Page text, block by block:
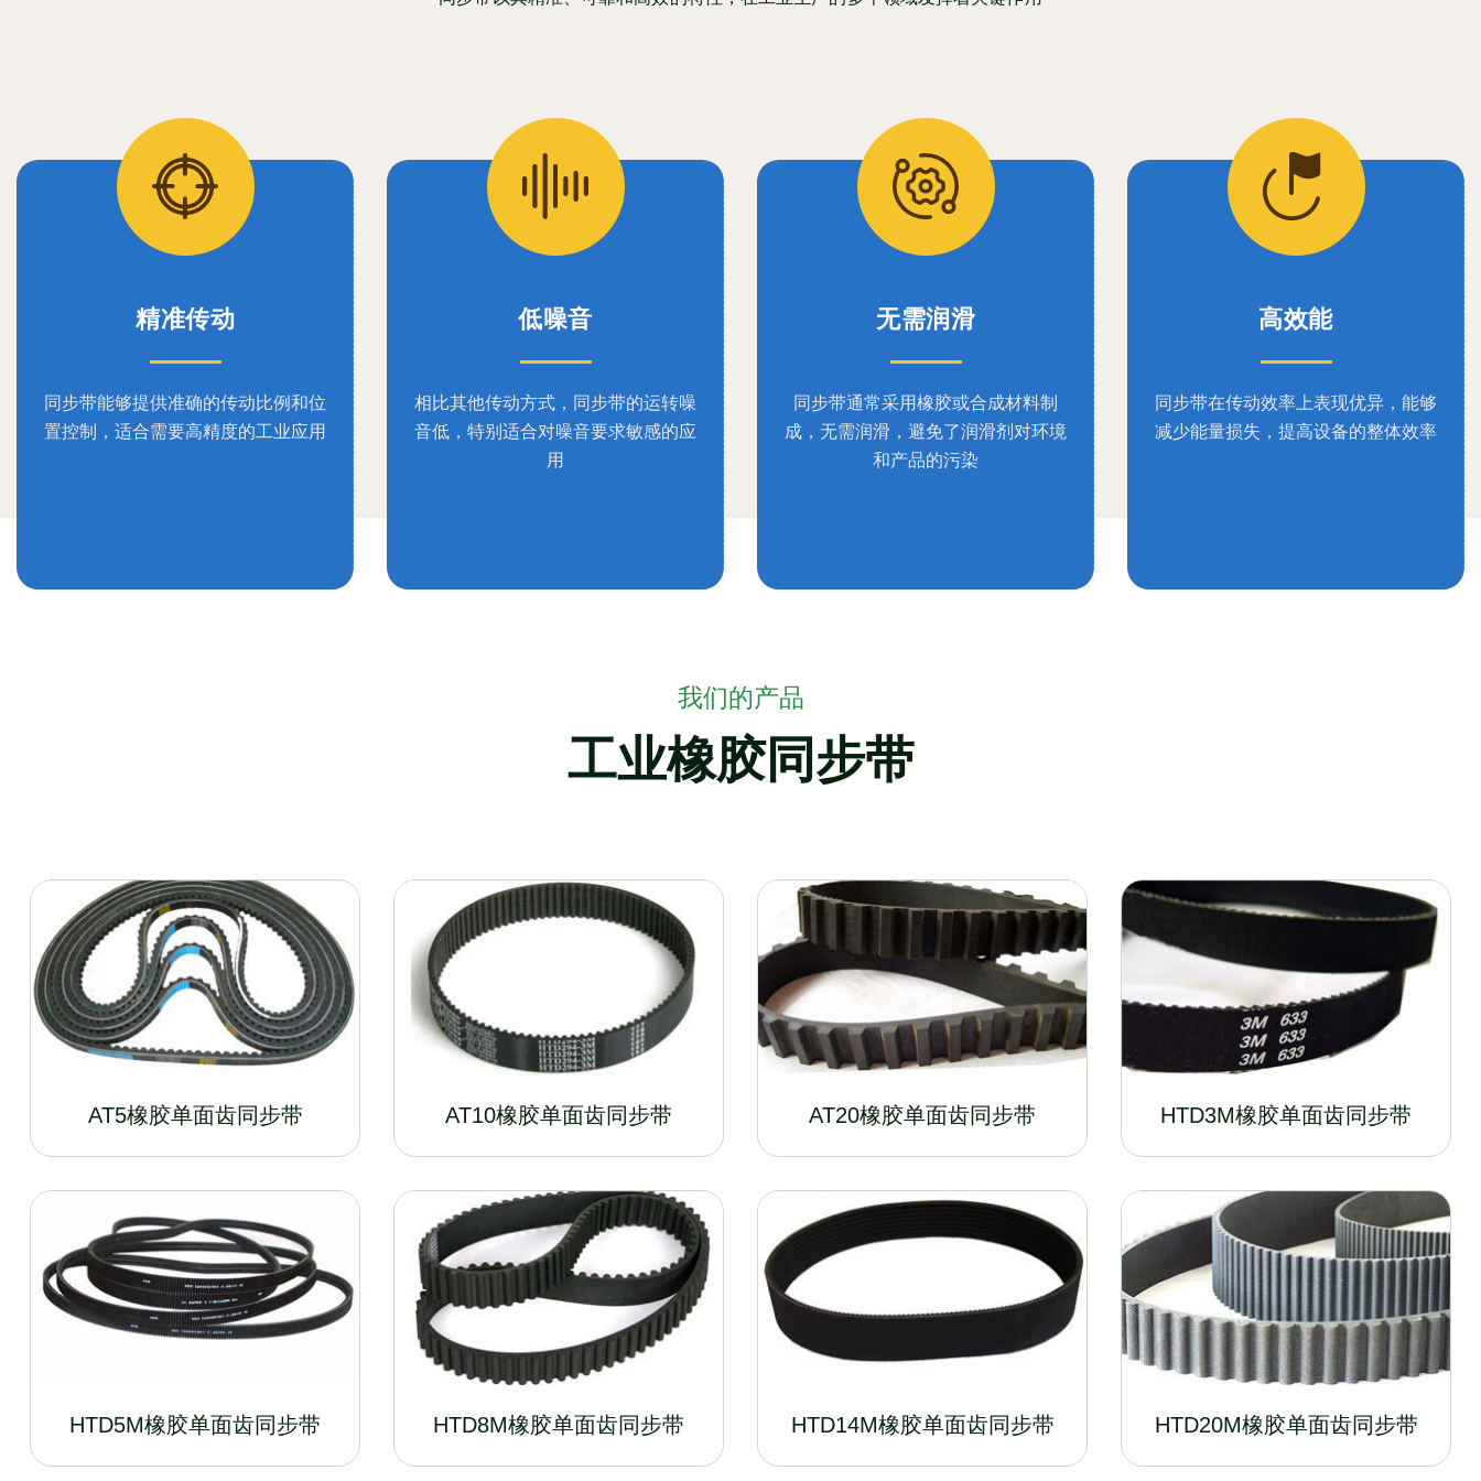
精准传动
同步带能够提供准确的传动比例和位
置控制，适合需要高精度的工业应用
低噪音
相比其他传动方式，同步带的运转噪
音低，特别适合对噪音要求敏感的应
用
无需润滑
同步带通常采用橡胶或合成材料制
成，无需润滑，避免了润滑剂对环境
和产品的污染
高效能
同步带在传动效率上表现优异，能够
减少能量损失，提高设备的整体效率
我们的产品
工业橡胶同步带
AT5橡胶单面齿同步带 AT10橡胶单面齿同步带 AT20橡胶单面齿同步带 HTD3M橡胶单面齿同步带
HTD5M橡胶单面齿同步带 HTD8M橡胶单面齿同步带 HTD14M橡胶单面齿同步带 HTD20M橡胶单面齿同步带